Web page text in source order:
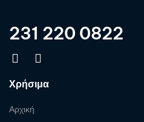
231 220 0822
Χρήσιμα
Αρχική